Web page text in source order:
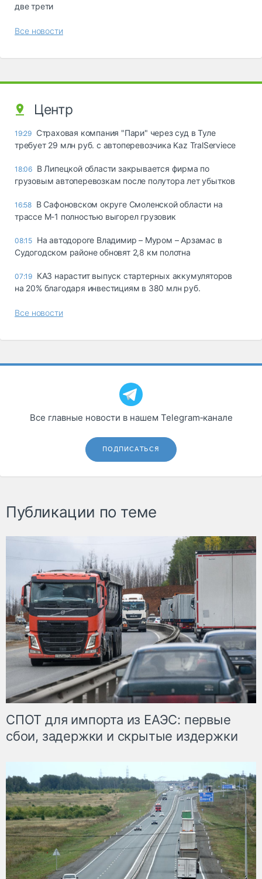
две трети
Все новости
Центр
19:29 Страховая компания "Пари" через суд в Туле
требует 29 млн руб. с автоперевозчика Kaz TralServiece
18:06 В Липецкой области закрывается фирма по
грузовым автоперевозкам после полутора лет убытков
16:58 В Сафоновском округе Смоленской области на
трассе М-1 полностью выгорел грузовик
08:15 На автодороге Владимир – Муром – Арзамас в
Судогодском районе обновят 2,8 км полотна
07:19 КАЗ нарастит выпуск стартерных аккумуляторов
на 20% благодаря инвестициям в 380 млн руб.
Все новости
Все главные новости в нашем Telegram‑канале
ПОДПИСАТЬСЯ
Публикации по теме
СПОТ для импорта из ЕАЭС: первые
сбои, задержки и скрытые издержки